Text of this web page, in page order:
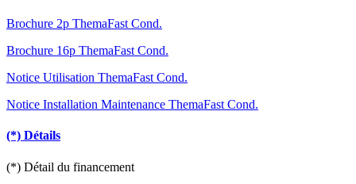
Brochure 2p ThemaFast Cond.
Brochure 16p ThemaFast Cond.
Notice Utilisation ThemaFast Cond.
Notice Installation Maintenance ThemaFast Cond.
(*) Détails
(*) Détail du financement